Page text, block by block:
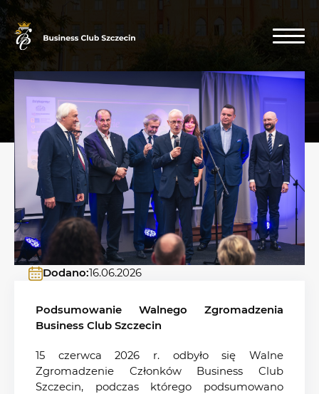
Dodano:16.06.2026
Podsumowanie Walnego Zgromadzenia
Business Club Szczecin
15 czerwca 2026 r. odbyło się Walne
Zgromadzenie Członków Business Club
Szczecin, podczas którego podsumowano